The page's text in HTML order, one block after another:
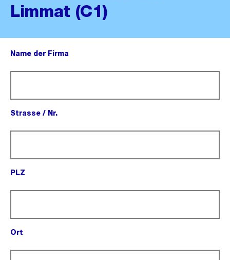
Limmat (C1)
Name der Firma
Strasse / Nr.
PLZ
Ort